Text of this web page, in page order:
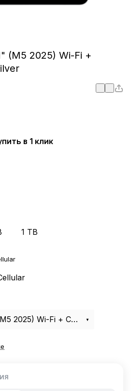
(M5 2025) Wi-Fi +
в 1 клик
1 TB
Apple iPad Pro 11" (M5 2025) Wi-Fi + Cellular 256Gb Silver